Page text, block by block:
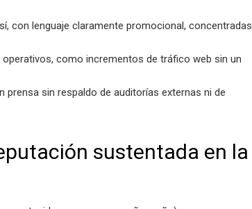
con lenguaje claramente promocional, concentradas
como incrementos de tráfico web sin un
sin respaldo de auditorías externas ni de
sustentada en la